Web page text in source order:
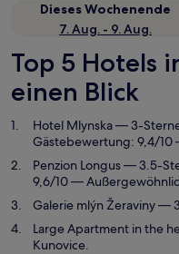
Dieses Wochenende
7. Aug. - 9. Aug.
Top 5 Hotels
einen Blick
Hotel Mlynska— 3-
Gästebewertung: 9,4/
Penzion Longus— 3.5-
9,6/10 —
Galerie mlýn Žeraviny—
Large Apartment in the
Kunovice.